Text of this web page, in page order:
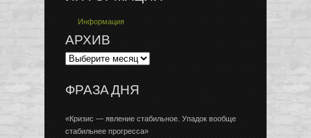
Информация
АРХИВ
ФРАЗА ДНЯ
«Кризис — явление стабильное. Упадок вообще
стабильнее прогресса»